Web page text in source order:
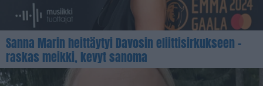
Sanna Marin heittäytyi Davosin eliittisirkukseen –
raskas meikki, kevyt sanoma